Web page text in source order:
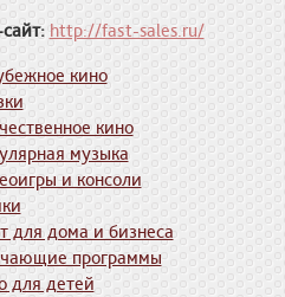
http://fast-sales.ru/
кино
кино
музыка
и консоли
для дома и бизнеса
программы
для детей